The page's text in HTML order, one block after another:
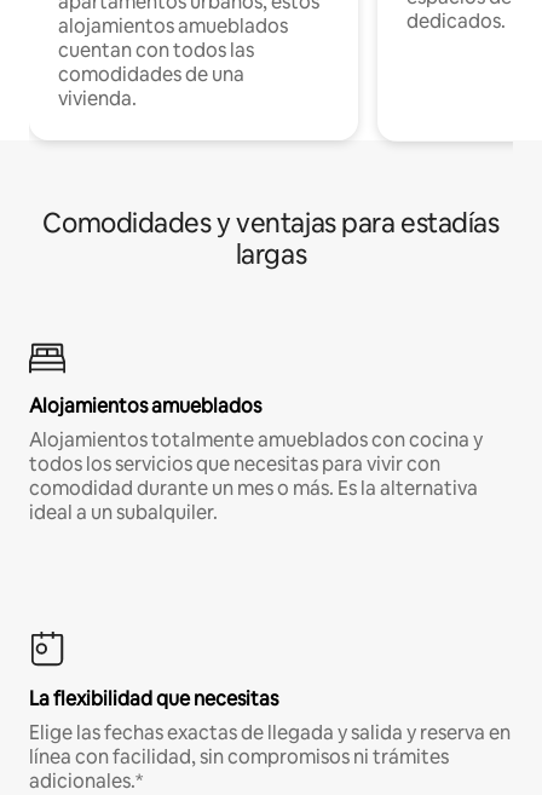
alojamientos amueblados
cuentan con todos las
comodidades de una
vivienda.
dedicados.
Comodidades y ventajas para estadías
largas
Alojamientos amueblados
Alojamientos totalmente amueblados con cocina y
todos los servicios que necesitas para vivir con
comodidad durante un mes o más. Es la alternativa
ideal a un subalquiler.
La flexibilidad que necesitas
Elige las fechas exactas de llegada y salida y reserva en
línea con facilidad, sin compromisos ni trámites
adicionales.*